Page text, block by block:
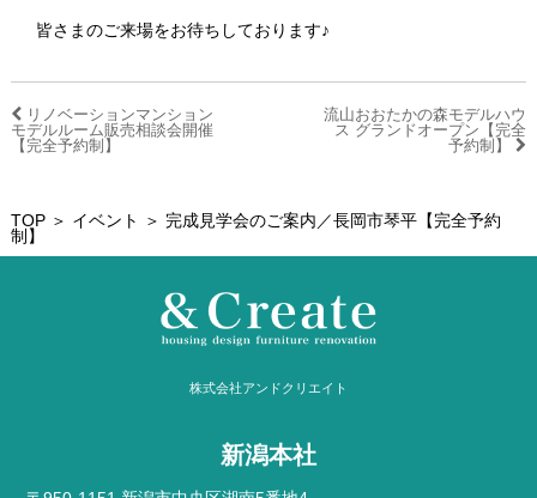
皆さまのご来場をお待ちしております♪
リノベーションマンション
モデルルーム販売相談会開催
【完全予約制】
流山おおたかの森モデルハウ
ス グランドオープン【完全
予約制】
TOP＞ イベント
＞ 完成見学会のご案内／長岡市琴平【完全予約
制】
株式会社アンドクリエイト
新潟本社